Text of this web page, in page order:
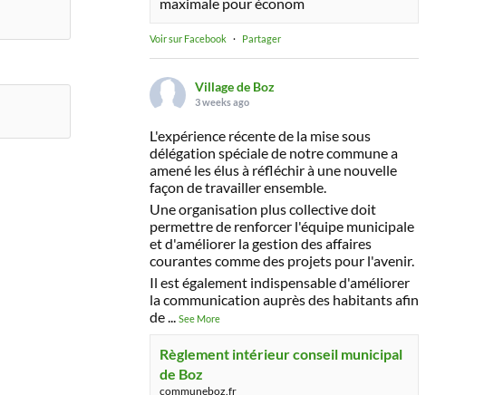
Voir sur Facebook · Partager
Village de Boz
3 weeks ago
L'expérience récente de la mise sous
délégation spéciale de notre commune a
amené les élus à réfléchir à une nouvelle
façon de travailler ensemble.
Une organisation plus collective doit
permettre de renforcer l'équipe municipale
et d'améliorer la gestion des affaires
courantes comme des projets pour l'avenir.
Il est également indispensable d'améliorer
la communication auprès des habitants afin
de... See More
Règlement intérieur conseil municipal
de Boz
communeboz.fr